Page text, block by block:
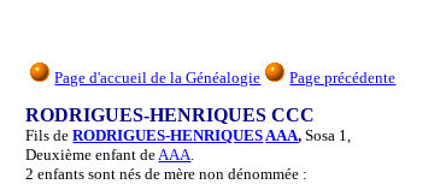
Page d'accueil de la Généalogie Page précédente
RODRIGUES-HENRIQUES CCC
Fils deRODRIGUES-HENRIQUES AAA,Sosa 1,
Deuxième enfant de AAA
2 enfants sont nés de mère non dénommée :